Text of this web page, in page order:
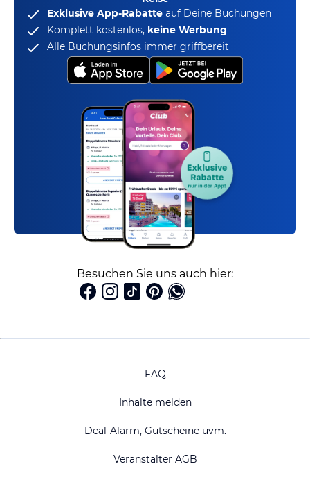
Exklusive App-Rabatte auf Deine Buchungen
Komplett kostenlos, keine Werbung
Alle Buchungsinfos immer griffbereit
Besuchen Sie uns auch hier:
FAQ
Inhalte melden
Deal-Alarm, Gutscheine uvm.
Veranstalter AGB